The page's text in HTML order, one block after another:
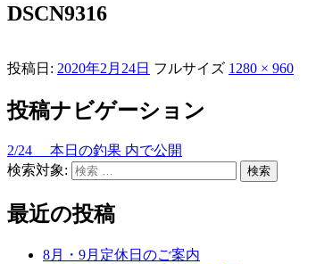
DSCN9316
投稿日: 2020年2月24日 フルサイズ 1280 × 960
投稿ナビゲーション
2/24 本日の釣果 内で公開
検索対象:
検索
最近の投稿
8月・9月定休日のご案内